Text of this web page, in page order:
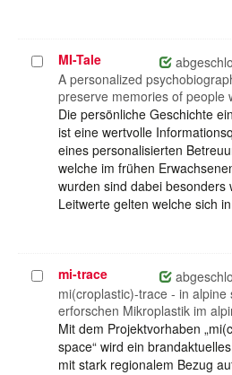
Projekt
auswählen
MI-Tale
A personalized
preserve memories of people
Die persönliche Geschichte
ist eine wertvolle
eines personalisierten
welche im frühen
wurden sind dabei besonders
Leitwerte gelten welche sich
Projekt
auswählen
mi-trace
mi(croplastic)-trace - in
erforschen Mikroplastik im
Mit dem Projektvorhaben
space“ wird ein
mit stark regionalem Bezug